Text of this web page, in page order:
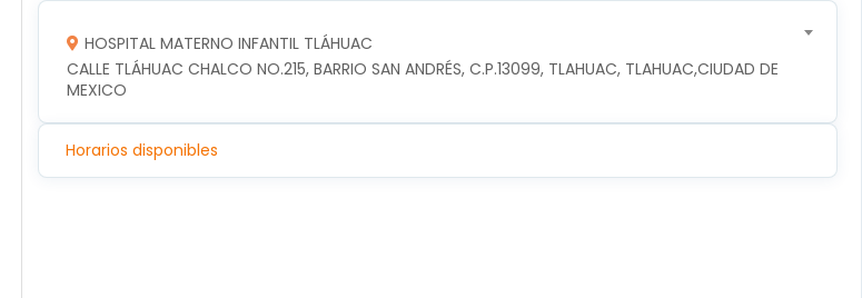
HOSPITAL MATERNO INFANTIL TLÁHUAC
CALLE TLÁHUAC CHALCO NO.215, BARRIO SAN ANDRÉS, C.P.13099, TLAHUAC, TLAHUAC,CIUDAD DE
MEXICO
Horarios disponibles